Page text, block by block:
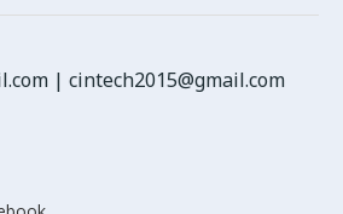
| cintech2015@gmail.com